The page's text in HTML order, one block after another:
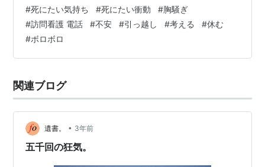
た。訪問看護に電話をしたら音楽を聴いて気を楽に持っ
て、寝てしまったら寝てしまったで構いませんからと言
われた。 確かに気が楽になって寝てしまったのだが、昼
食時に起きたら同じ気持ちの繰り返し。無理して起きて
い。再度、訪問看護に電話をしたら別の看護師さ…
#死にたい気持ち #死にたい衝動 #胸騒ぎ
#訪問看護 電話 #不安 #引っ越し #考える #休む
#ボロボロ
関連ブログ
遺書。 • 3年前
五千回の狂気。